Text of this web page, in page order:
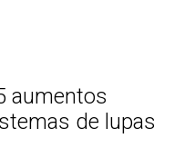
aumentos
de lupas